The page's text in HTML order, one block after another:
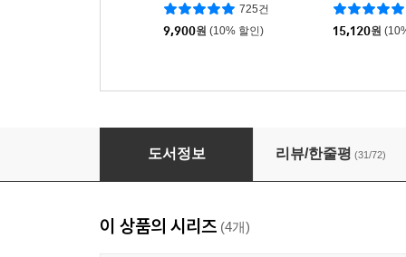
725건
9,900원 (10% 할인) 15,120원
시녀 이야기 + 증언들 세트
도서정보 리뷰/한줄평 (31/72)
이 상품의 시리즈 (4개)